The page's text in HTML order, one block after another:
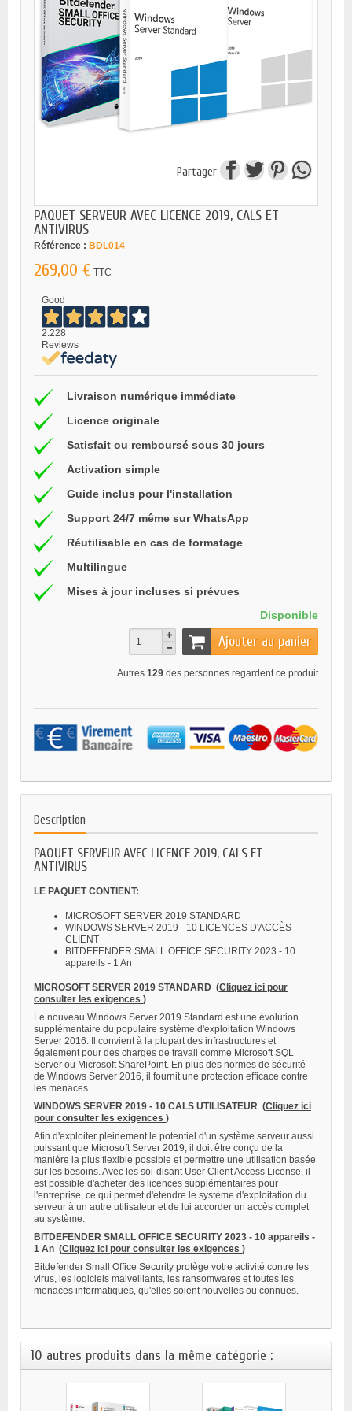
Partager
PAQUET SERVEUR AVEC LICENCE 2019, CALS ET
ANTIVIRUS
Référence : BDL014
269,00 € TTC
Good
2.228
Reviews
Livraison numérique immédiate
Licence originale
Satisfait ou remboursé sous 30 jours
Activation simple
Guide inclus pour l'installation
Support 24/7 même sur WhatsApp
Réutilisable en cas de formatage
Multilingue
Mises à jour incluses si prévues
Disponible
Ajouter au panier
Autres 129 des personnes regardent ce produit
Description
PAQUET SERVEUR AVEC LICENCE 2019, CALS ET
ANTIVIRUS
LE PAQUET CONTIENT:
MICROSOFT SERVER 2019 STANDARD
WINDOWS SERVER 2019 - 10 LICENCES D'ACCÈS
CLIENT
BITDEFENDER SMALL OFFICE SECURITY 2023 - 10
appareils - 1 An
MICROSOFT SERVER 2019 STANDARD (Cliquez ici pour
consulter les exigences )
Le nouveau Windows Server 2019 Standard est une évolution
supplémentaire du populaire système d'exploitation Windows
Server 2016. Il convient à la plupart des infrastructures et
également pour des charges de travail comme Microsoft SQL
Server ou Microsoft SharePoint. En plus des normes de sécurité
de Windows Server 2016, il fournit une protection efficace contre
les menaces.
WINDOWS SERVER 2019 - 10 CALS UTILISATEUR (Cliquez ici
pour consulter les exigences )
Afin d'exploiter pleinement le potentiel d'un système serveur aussi
puissant que Microsoft Server 2019, il doit être conçu de la
manière la plus flexible possible et permettre une utilisation basée
sur les besoins. Avec les soi-disant User Client Access License, il
est possible d'acheter des licences supplémentaires pour
l'entreprise, ce qui permet d'étendre le système d'exploitation du
serveur à un autre utilisateur et de lui accorder un accès complet
au système.
BITDEFENDER SMALL OFFICE SECURITY 2023 - 10 appareils -
1 An (Cliquez ici pour consulter les exigences )
Bitdefender Small Office Security protège votre activité contre les
virus, les logiciels malveillants, les ransomwares et toutes les
menaces informatiques, qu'elles soient nouvelles ou connues.
10 autres produits dans la même catégorie :